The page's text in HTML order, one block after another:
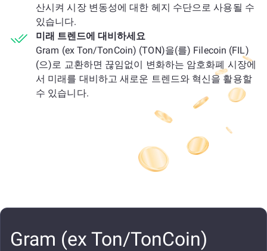
산시켜 시장 변동성에 대한 헤지 수단으로 사용될 수
있습니다.
미래 트렌드에 대비하세요
Gram (ex Ton/TonCoin) (TON)을(를) Filecoin (FIL)
(으)로 교환하면 끊임없이 변화하는 암호화폐 시장에
서 미래를 대비하고 새로운 트렌드와 혁신을 활용할
수 있습니다.
Gram (ex Ton/TonCoin)